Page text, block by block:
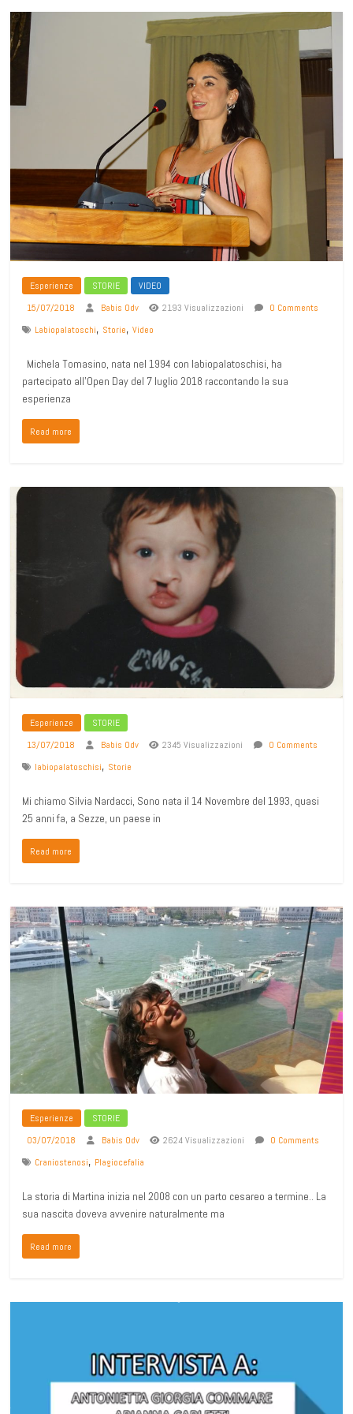
Esperienze STORIE
VIDEO
15/07/2018
Babis Odv 2193 Visualizzazioni
0 Comments
Labiopalatoschi, Storie,Video
Michela Tomasino, nata nel 1994 con labiopalatoschisi, ha
partecipato all’Open Day del 7 luglio 2018 raccontando la sua
esperienza
Read more
Esperienze
STORIE
13/07/2018
Babis Odv 2345 Visualizzazioni
0 Comments
labiopalatoschisi, Storie
Mi chiamo Silvia Nardacci, Sono nata il 14 Novembre del 1993, quasi
25 anni fa, a Sezze, un paese in
Read more
Esperienze
STORIE
03/07/2018
Babis Odv 2624 Visualizzazioni
0 Comments
Craniostenosi, Plagiocefalia
La storia di Martina inizia nel 2008 con un parto cesareo a termine.. La
sua nascita doveva avvenire naturalmente ma
Read more